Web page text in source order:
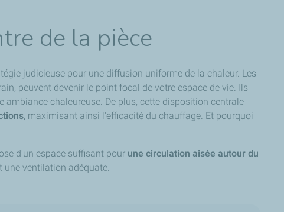
de la pièce
judicieuse pour une diffusion uniforme de la chaleur. Les
peuvent devenir le point focal de votre espace de vie. Ils
ambiance chaleureuse. De plus, cette disposition centrale
, maximisant ainsi l'efficacité du chauffage. Et pourquoi
d'un espace suffisant pour une circulation aisée autour du
ventilation adéquate.